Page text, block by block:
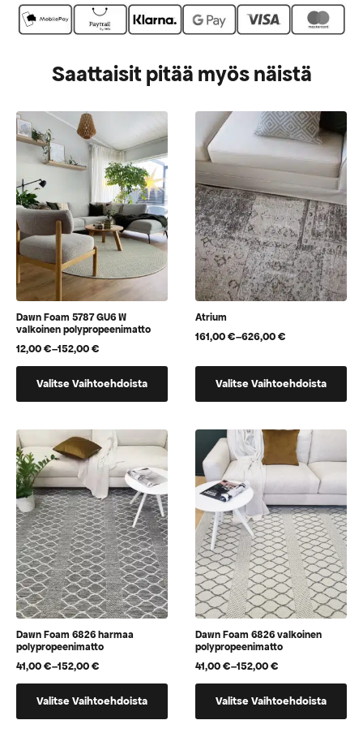
Saattaisit pitää myös näistä
Dawn Foam 5787 GU6 W
valkoinen polypropeenimatto
12,00€–152,00€
Hintaluokka:
12,00 €
Valitse Vaihtoehdoista
tuotteella
useampi
muunnelma.
Voit
tehdä
valinnat
tuotteen
sivulla.
Atrium
161,00€–626,00€
Hintaluokka:
-
626,00 €
Valitse Vaihtoehdoista
tuotteella
useampi
muunnelma.
Voit
tehdä
valinnat
tuotteen
sivulla.
Dawn Foam 6826 harmaa
polypropeenimatto
41,00€–152,00€
Hintaluokka:
41,00 €
Valitse Vaihtoehdoista
Dawn Foam 6826 valkoinen
polypropeenimatto
41,00€–152,00€
Hintaluokka:
41,00 €
Valitse Vaihtoehdoista